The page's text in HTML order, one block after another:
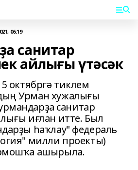
06:19
санитар
айлығы үтәсәк
октябргә тиклем
Урман хужалығы
санитар
иғлан итте. Был
һаҡлау" федераль
милли проекты)
ашырыла.